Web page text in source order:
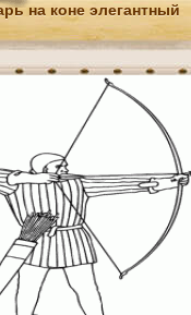
на коне элегантный